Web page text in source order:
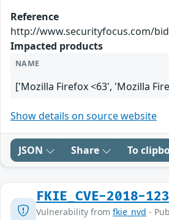
Reference
http://www.securityfocus.com/
Impacted products
NAME
['Mozilla Firefox <63', 'Mozilla
Show details on source website
JSON Share To
FKIE_CVE-2018-
Vulnerability from fkie_nvd -